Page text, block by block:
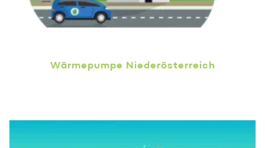
Wärmepumpe Niederösterreich